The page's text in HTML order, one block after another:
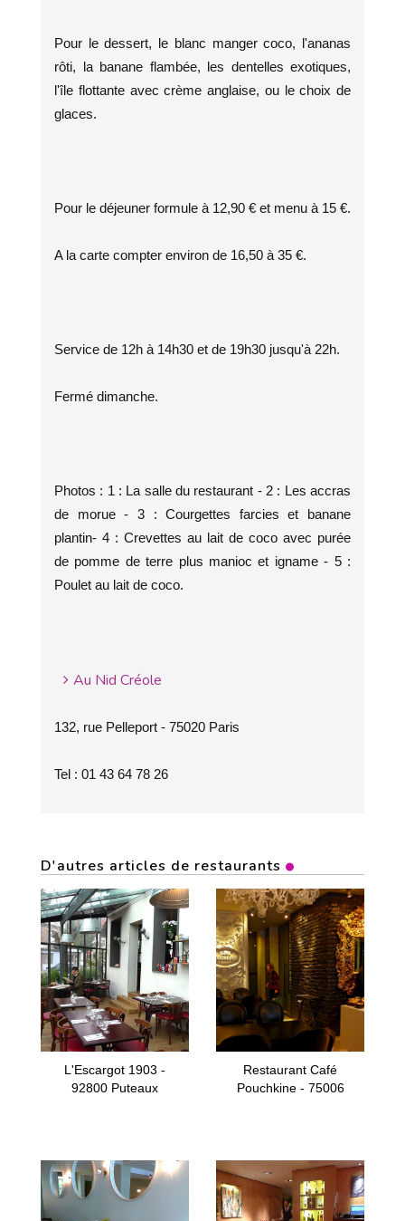
Pour le dessert, le blanc manger coco, l'ananas
rôti, la banane flambée, les dentelles exotiques,
l'île flottante avec crème anglaise, ou le choix de
glaces.
Pour le déjeuner formule à 12,90 € et menu à 15 €.
A la carte compter environ de 16,50 à 35 €.
Service de 12h à 14h30 et de 19h30 jusqu'à 22h.
Fermé dimanche.
Photos : 1 : La salle du restaurant - 2 : Les accras
de morue - 3 : Courgettes farcies et banane
plantin- 4 : Crevettes au lait de coco avec purée
de pomme de terre plus manioc et igname - 5 :
Poulet au lait de coco.
Au Nid Créole
132, rue Pelleport - 75020 Paris
Tel : 01 43 64 78 26
D'autres articles de restaurants
L'Escargot 1903 -
92800 Puteaux
Restaurant Café
Pouchkine - 75006